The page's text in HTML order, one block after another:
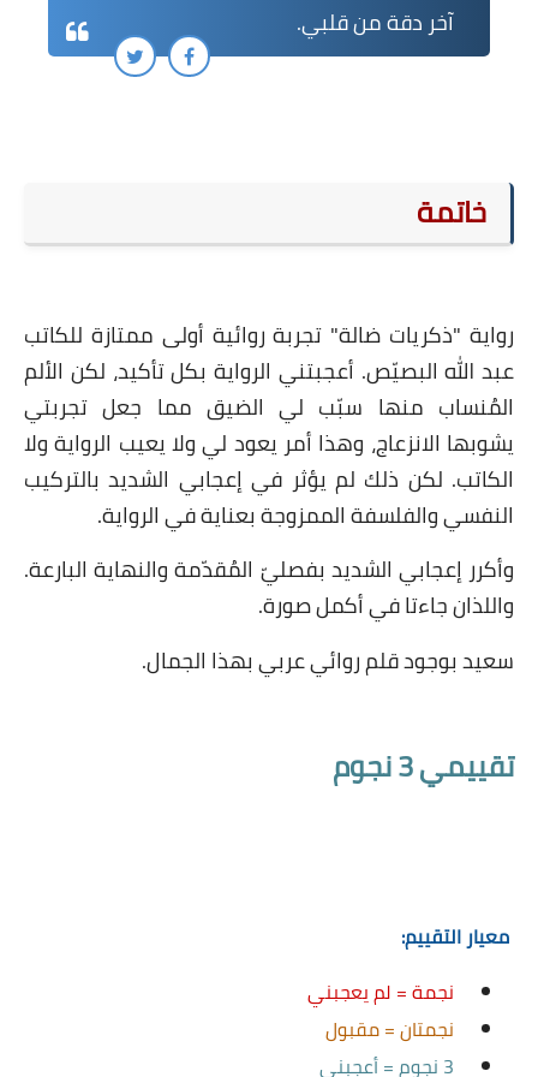
آخر دقة من قلبي.
خاتمة
"ذكريات ضالة" تجربة روائية أولى ممتازة للكاتب
الله البصيّص. أعجبتني الرواية بكل تأكيد، لكن الألم
منها سبّب لي الضيق مما جعل تجربتي
الانزعاج، وهذا أمر يعود لي ولا يعيب الرواية ولا
لكن ذلك لم يؤثر في إعجابي الشديد بالتركيب
والفلسفة الممزوجة بعناية في الرواية.
إعجابي الشديد بفصليّ المُقدّمة والنهاية البارعة.
جاءتا في أكمل صورة.
بوجود قلم روائي عربي بهذا الجمال.
3 نجوم
التقييم:
نجمة = لم يعجبني
نجمتان = مقبول
3 نجوم = أعجبني